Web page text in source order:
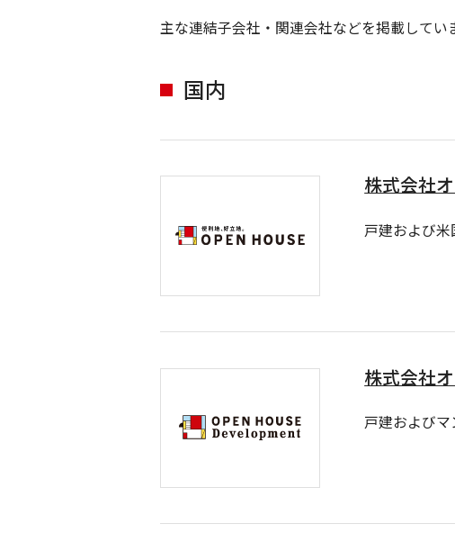
主な連結子会社・関連会社などを掲載してい
国内
株式会社
戸建および
株式会社
戸建および